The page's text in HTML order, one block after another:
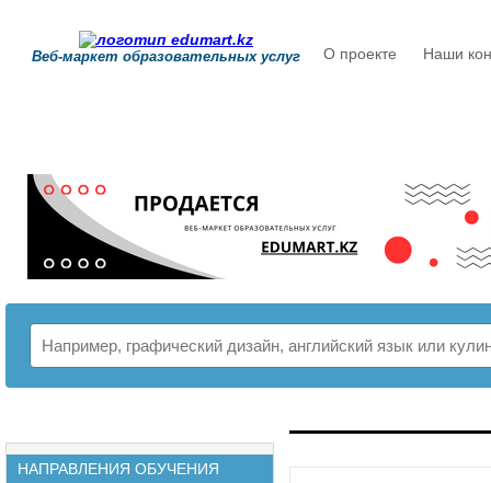
Веб-маркет образовательных услуг О проекте Наши
НАПРАВЛЕНИЯ ОБУЧЕНИЯ